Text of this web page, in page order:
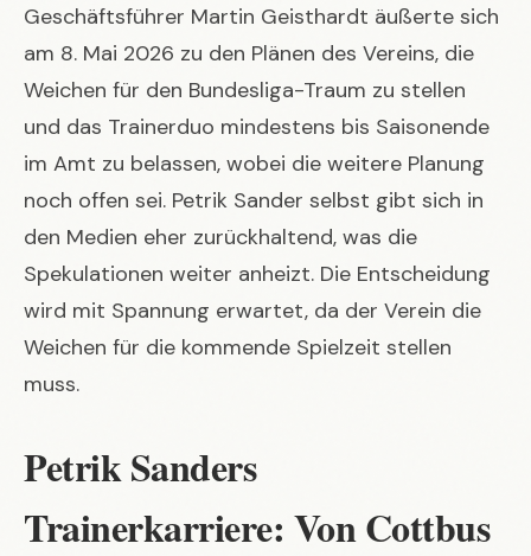
Geschäftsführer Martin Geisthardt äußerte sich
am 8. Mai 2026 zu den Plänen des Vereins, die
Weichen für den Bundesliga-Traum zu stellen
und das Trainerduo mindestens bis Saisonende
im Amt zu belassen, wobei die weitere Planung
noch offen sei. Petrik Sander selbst gibt sich in
den Medien eher zurückhaltend, was die
Spekulationen weiter anheizt. Die Entscheidung
wird mit Spannung erwartet, da der Verein die
Weichen für die kommende Spielzeit stellen
muss.
Petrik Sanders
Trainerkarriere: Von Cottbus